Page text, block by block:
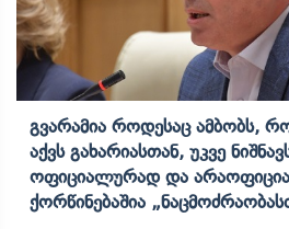
Გვარამია Როდესაც Ამბობს,
Აქვს Გახარიასთან, Უკვე
Ოფიციალურად Და
Ქორწინებაშია